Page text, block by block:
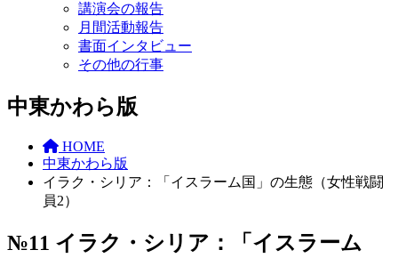
講演会の報告
月間活動報告
書面インタビュー
その他の行事
中東かわら版
HOME
中東かわら版
イラク・シリア：「イスラーム国」の生態（女性戦闘
員2）
№11 イラク・シリア：「イスラーム